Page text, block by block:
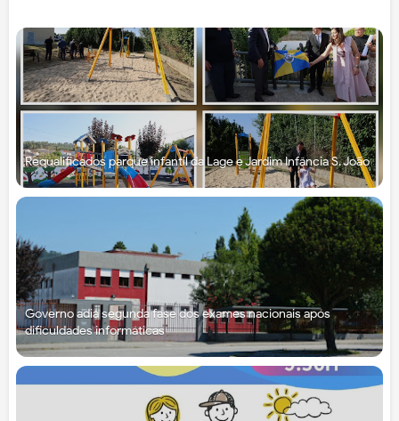
Requalificados parque infantil da Lage e Jardim Infância S. João
Governo adia segunda fase dos exames nacionais após
dificuldades informáticas